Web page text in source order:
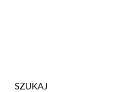
SZUKAJ